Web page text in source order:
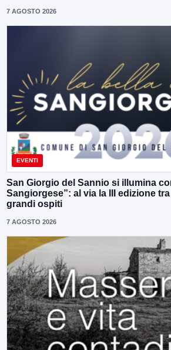
7 AGOSTO 2026
EVENTI
San Giorgio del Sannio si illumina
Sangiorgese”: al via la III edizione
grandi ospiti
7 AGOSTO 2026